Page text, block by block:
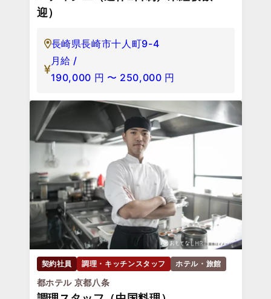
迎）
長崎県長崎市十人町9-4
月給 /
190,000 円 〜 250,000 円
契約社員 調理・キッチンスタッフ ホテル・旅館
都ホテル 京都八条